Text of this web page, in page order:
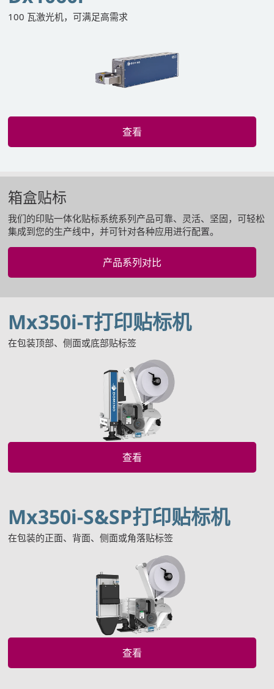
100 瓦激光机，可满足高需求
查看
箱盒贴标
我们的印贴一体化贴标系统系列产品可靠、灵活、坚固，可轻松
集成到您的生产线中，并可针对各种应用进行配置。
产品系列对比
Mx350i-T打印贴标机
在包装顶部、侧面或底部贴标签
查看
Mx350i-S&SP打印贴标机
在包装的正面、背面、侧面或角落贴标签
查看